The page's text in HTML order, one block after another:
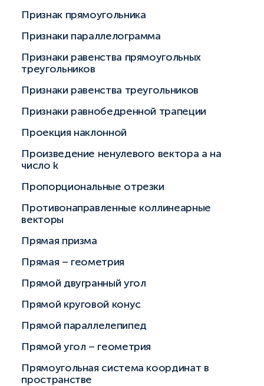
Признак прямоугольника
Признаки параллелограмма
Признаки равенства прямоугольных
треугольников
Признаки равенства треугольников
Признаки равнобедренной трапеции
Проекция наклонной
Произведение ненулевого вектора a на
число k
Пропорциональные отрезки
Противонаправленные коллинеарные
векторы
Прямая призма
Прямая – геометрия
Прямой двугранный угол
Прямой круговой конус
Прямой параллелепипед
Прямой угол – геометрия
Прямоугольная система координат в
пространстве